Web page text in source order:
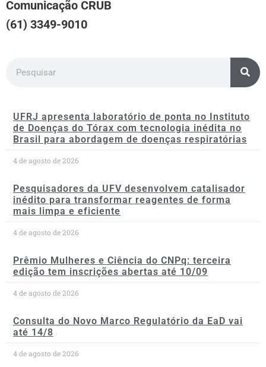
Comunicação CRUB
(61) 3349-9010
UFRJ apresenta laboratório de ponta no Instituto
de Doenças do Tórax com tecnologia inédita no
Brasil para abordagem de doenças respiratórias
4 de agosto de 2026
Pesquisadores da UFV desenvolvem catalisador
inédito para transformar reagentes de forma
mais limpa e eficiente
4 de agosto de 2026
Prêmio Mulheres e Ciência do CNPq: terceira
edição tem inscrições abertas até 10/09
4 de agosto de 2026
Consulta do Novo Marco Regulatório da EaD vai
até 14/8
4 de agosto de 2026